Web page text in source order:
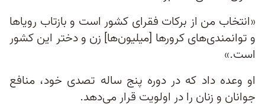
«انتخاب من از برکات فقرای کشور است و بازتاب رویاها
و توانمندی‌های کرورها [میلیون‌ها] زن و دختر این کشور
است.»
او وعده داد که در دوره پنج ساله تصدی خود، منافع
جوانان و زنان را در اولویت قرار می‌دهد.